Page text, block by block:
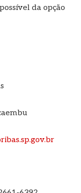
da opção